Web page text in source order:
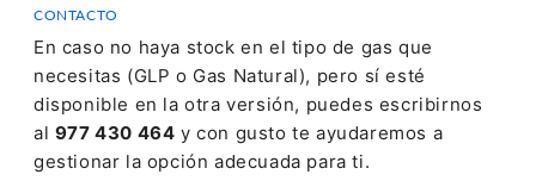
CONTACTO
En caso no haya stock en el tipo de gas que
necesitas (GLP o Gas Natural), pero sí esté
disponible en la otra versión, puedes escribirnos
al 977 430 464 y con gusto te ayudaremos a
gestionar la opción adecuada para ti.